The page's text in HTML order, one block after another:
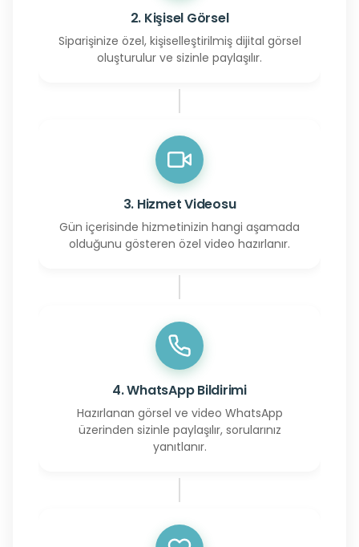
2. Kişisel Görsel
Siparişinize özel, kişiselleştirilmiş dijital görsel
oluşturulur ve sizinle paylaşılır.
3. Hizmet Videosu
Gün içerisinde hizmetinizin hangi aşamada
olduğunu gösteren özel video hazırlanır.
4. WhatsApp Bildirimi
Hazırlanan görsel ve video WhatsApp
üzerinden sizinle paylaşılır, sorularınız
yanıtlanır.